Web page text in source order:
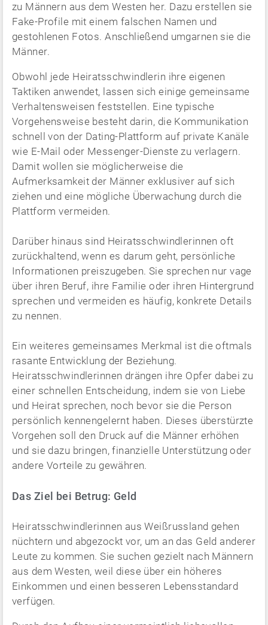
zu Männern aus dem Westen her. Dazu erstellen sie
Fake-Profile mit einem falschen Namen und
gestohlenen Fotos. Anschließend umgarnen sie die
Männer.
Obwohl jede Heiratsschwindlerin ihre eigenen
Taktiken anwendet, lassen sich einige gemeinsame
Verhaltensweisen feststellen. Eine typische
Vorgehensweise besteht darin, die Kommunikation
schnell von der Dating-Plattform auf private Kanäle
wie E-Mail oder Messenger-Dienste zu verlagern.
Damit wollen sie möglicherweise die
Aufmerksamkeit der Männer exklusiver auf sich
ziehen und eine mögliche Überwachung durch die
Plattform vermeiden.
Darüber hinaus sind Heiratsschwindlerinnen oft
zurückhaltend, wenn es darum geht, persönliche
Informationen preiszugeben. Sie sprechen nur vage
über ihren Beruf, ihre Familie oder ihren Hintergrund
sprechen und vermeiden es häufig, konkrete Details
zu nennen.
Ein weiteres gemeinsames Merkmal ist die oftmals
rasante Entwicklung der Beziehung.
Heiratsschwindlerinnen drängen ihre Opfer dabei zu
einer schnellen Entscheidung, indem sie von Liebe
und Heirat sprechen, noch bevor sie die Person
persönlich kennengelernt haben. Dieses überstürzte
Vorgehen soll den Druck auf die Männer erhöhen
und sie dazu bringen, finanzielle Unterstützung oder
andere Vorteile zu gewähren.
Das Ziel bei Betrug: Geld
Heiratsschwindlerinnen aus Weißrussland gehen
nüchtern und abgezockt vor, um an das Geld anderer
Leute zu kommen. Sie suchen gezielt nach Männern
aus dem Westen, weil diese über ein höheres
Einkommen und einen besseren Lebensstandard
verfügen.